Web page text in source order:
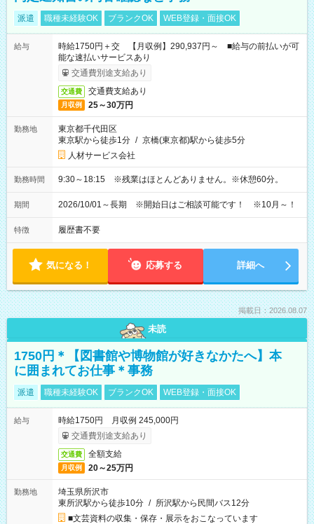
派遣 職種未経験OK ブランクOK WEB登録・面接OK
給与
時給1750円＋交 【月収例】290,937円～ ■給与の前払いが可
能な速払いサービスあり
交通費別途支給あり
交通費 交通費支給あり
月収例 25～30万円
勤務地
東京都千代田区
東京駅から徒歩1分 / 京橋(東京都)駅から徒歩5分
人材サービス会社
勤務時間 9:30～18:15 ※残業はほとんどありません。※休憩60分。
期間 2026/10/01～長期 ※開始日はご相談可能です！ ※10月～！
特徴 履歴書不要
気になる！ 応募する 詳細へ
掲載日：2026.08.07
未読
1750円＊【図書館や博物館が好きなかたへ】本
に囲まれてお仕事＊事務
派遣 職種未経験OK ブランクOK WEB登録・面接OK
給与
時給1750円 月収例 245,000円
交通費別途支給あり
交通費 全額支給
月収例 20～25万円
勤務地
埼玉県所沢市
東所沢駅から徒歩10分 / 所沢駅から民間バス12分
■文芸資料の収集・保存・展示をおこなっています